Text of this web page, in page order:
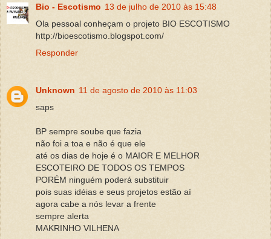
Bio - Escotismo 13 de julho de 2010 às 15:48
Ola pessoal conheçam o projeto BIO ESCOTISMO
http://bioescotismo.blogspot.com/
Responder
Unknown 11 de agosto de 2010 às 11:03
saps
BP sempre soube que fazia
não foi a toa e não é que ele
até os dias de hoje é o MAIOR E MELHOR
ESCOTEIRO DE TODOS OS TEMPOS
PORÉM ninguém poderá substituir
pois suas idéias e seus projetos estão aí
agora cabe a nós levar a frente
sempre alerta
MAKRINHO VILHENA